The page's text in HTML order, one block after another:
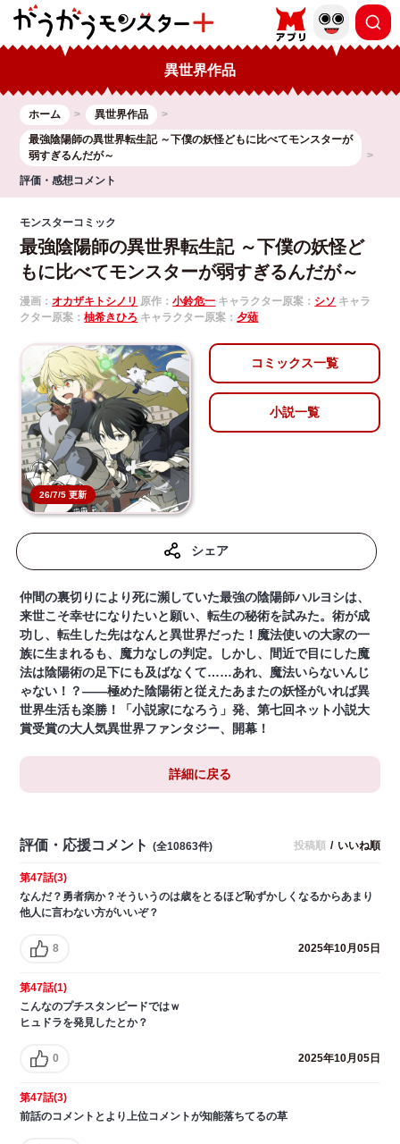
異世界作品
ホーム
異世界作品
最強陰陽師の異世界転生記 ～下僕の妖怪どもに比べてモンスターが
弱すぎるんだが～
評価・感想コメント
モンスターコミック
最強陰陽師の異世界転生記 ～下僕の妖怪ど
もに比べてモンスターが弱すぎるんだが～
漫画：オカザキトシノリ 原作：小鈴危一 キャラクター原案： シソ キャラ
クター原案：柚希きひろ キャラクター原案： 夕薙
26/7/5 更新
コミックス一覧
小説一覧
シェア
仲間の裏切りにより死に瀕していた最強の陰陽師ハルヨシは、
来世こそ幸せになりたいと願い、転生の秘術を試みた。術が成
功し、転生した先はなんと異世界だった！魔法使いの大家の一
族に生まれるも、魔力なしの判定。しかし、間近で目にした魔
法は陰陽術の足下にも及ばなくて……あれ、魔法いらないんじ
ゃない！？――極めた陰陽術と従えたあまたの妖怪がいれば異
世界生活も楽勝！「小説家になろう」発、第七回ネット小説大
賞受賞の大人気異世界ファンタジー、開幕！
詳細に戻る
評価・応援コメント (全10863件) 投稿順 / いいね順
第47話(3)
なんだ？勇者病か？そういうのは歳をとるほど恥ずかしくなるからあまり
他人に言わない方がいいぞ？
8 2025年10月05日
第47話(1)
こんなのプチスタンピードではｗ
ヒュドラを発見したとか？
0 2025年10月05日
第47話(3)
前話のコメントとより上位コメントが知能落ちてるの草